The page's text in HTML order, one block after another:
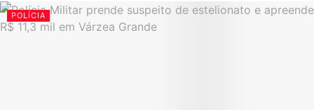
POLÍCIA